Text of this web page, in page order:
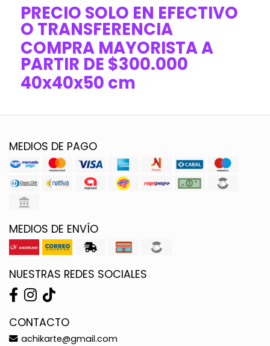
PRECIO SOLO EN EFECTIVO
O TRANSFERENCIA
COMPRA MAYORISTA A
PARTIR DE $300.000
40x40x50 cm
MEDIOS DE PAGO
MEDIOS DE ENVÍO
NUESTRAS REDES SOCIALES
CONTACTO
achikarte@gmail.com